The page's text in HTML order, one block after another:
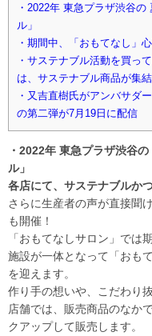
・2022年 東急プラザ渋谷
ル」
・期間中、「おもてなし」
・サステナブル活動を買っ
は、サステナブル商品が集結
・又吉直樹氏がアンバサダ
の第二弾が7月19日に配信
・2022年 東急プラザ渋谷
ル」
各店にて、サステナブルか
さらに生産者の声が直接聞
も開催！
「おもてなしサロン」では
施設が一体となって「おも
を迎えます。
作り手の想いや、こだわり
店舗では、販売商品のなか
クアップして販売します。